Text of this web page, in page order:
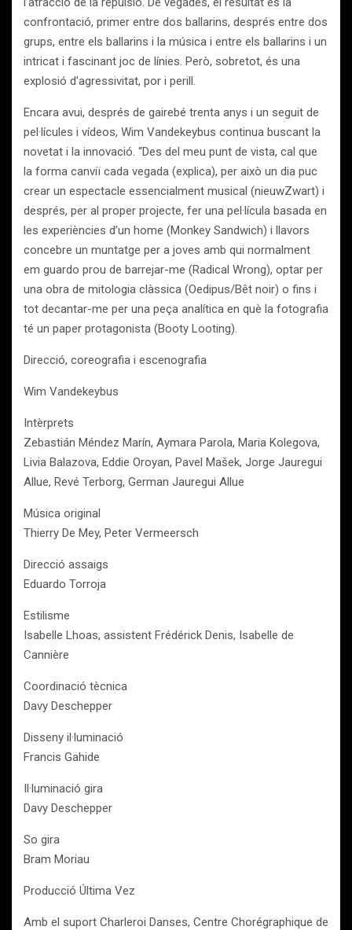
confrontació, primer entre dos ballarins, després entre dos
grups, entre els ballarins i la música i entre els ballarins i un
intricat i fascinant joc de línies. Però, sobretot, és una
explosió d’agressivitat, por i perill.
Encara avui, després de gairebé trenta anys i un seguit de
pel·lícules i vídeos, Wim Vandekeybus continua buscant la
novetat i la innovació. “Des del meu punt de vista, cal que
la forma canviï cada vegada (explica), per això un dia puc
crear un espectacle essencialment musical (nieuwZwart) i
després, per al proper projecte, fer una pel·lícula basada en
les experiències d’un home (Monkey Sandwich) i llavors
concebre un muntatge per a joves amb qui normalment
em guardo prou de barrejar-me (Radical Wrong), optar per
una obra de mitologia clàssica (Oedipus/Bêt noir) o fins i
tot decantar-me per una peça analítica en què la fotografia
té un paper protagonista (Booty Looting).
Direcció, coreografia i escenografia
Wim Vandekeybus
Intèrprets
Zebastián Méndez Marín, Aymara Parola, Maria Kolegova,
Livia Balazova, Eddie Oroyan, Pavel Mašek, Jorge Jauregui
Allue, Revé Terborg, German Jauregui Allue
Música original
Thierry De Mey, Peter Vermeersch
Direcció assaigs
Eduardo Torroja
Estilisme
Isabelle Lhoas, assistent Frédérick Denis, Isabelle de
Cannière
Coordinació tècnica
Davy Deschepper
Disseny il·luminació
Francis Gahide
Il·luminació gira
Davy Deschepper
So gira
Bram Moriau
Producció Última Vez
Amb el suport Charleroi Danses, Centre Chorégraphique de